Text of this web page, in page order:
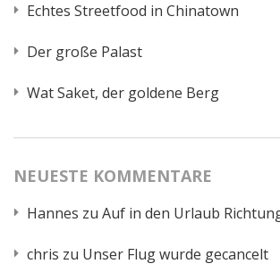
Echtes Streetfood in Chinatown
Der große Palast
Wat Saket, der goldene Berg
NEUESTE KOMMENTARE
Hannes zu Auf in den Urlaub
chris zu Unser Flug wurde gecancelt